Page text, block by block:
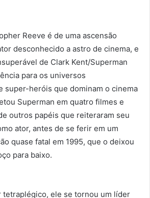
Reeve é de uma ascensão
desconhecido a astro de cinema, e
de Clark Kent/Superman
para os universos
super-heróis que dominam o cinema
Superman em quatro filmes e
outros papéis que reiteraram seu
ator, antes de se ferir em um
quase fatal em 1995, que o deixou
para baixo.
tetraplégico, ele se tornou um líder